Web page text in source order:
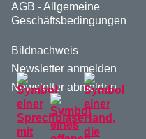
AGB - Allgemeine
Geschäftsbedingungen
Bildnachweis
Newsletter anmelden
Newsletter abmelden